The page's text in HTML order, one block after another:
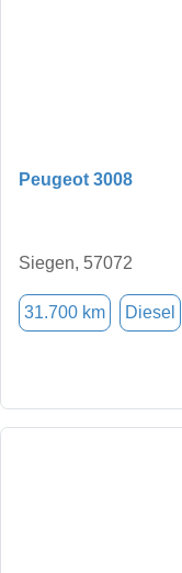
Peugeot 3008
Siegen, 57072
31.700 km Diesel